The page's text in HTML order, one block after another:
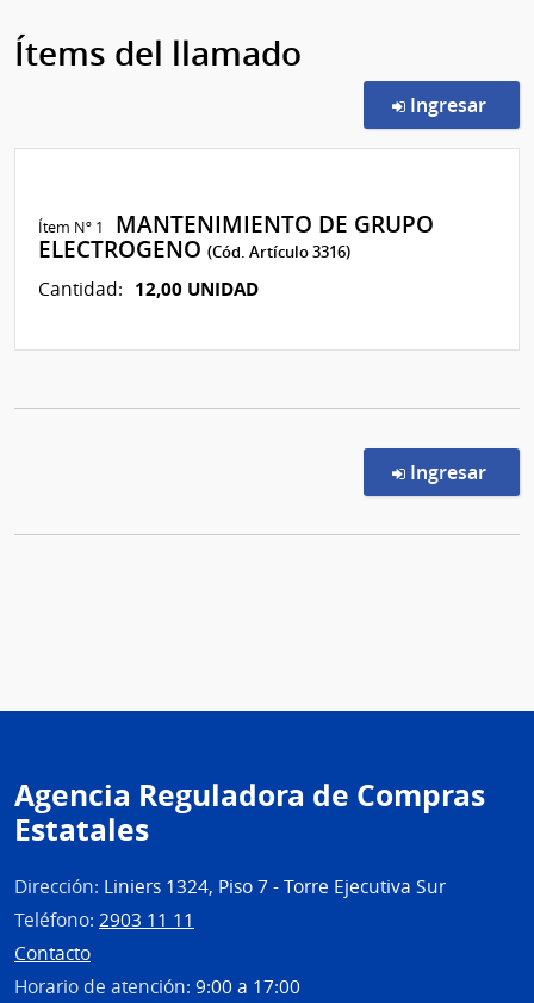
Ítems del llamado
Ingresar
Ítem Nº 1
MANTENIMIENTO DE GRUPO
ELECTROGENO(Cód. Artículo 3316)
Cantidad: 12,00 UNIDAD
Ingresar
Agencia Reguladora de Compras
Estatales
Dirección: Liniers 1324, Piso 7 - Torre Ejecutiva Sur
Teléfono: 2903 11 11
Contacto
Horario de atención: 9:00 a 17:00